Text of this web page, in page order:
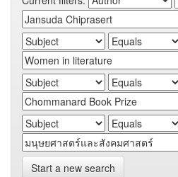
Start a new search